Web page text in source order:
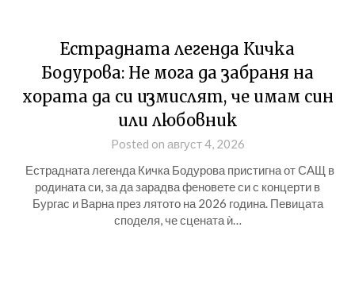
Естрадната легенда Кичка
Бодурова: Не мога да забраня на
хората да си измислят, че имам син
или любовник
Posted on август 4, 2026
Естрадната легенда Кичка Бодурова пристигна от САЩ в
родината си, за да зарадва феновете си с концерти в
Бургас и Варна през лятото на 2026 година. Певицата
споделя, че сцената ѝ…